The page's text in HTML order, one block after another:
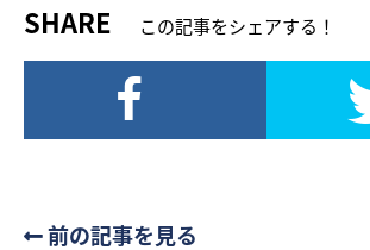
SHARE この記事をシェアする！
前の記事を見る